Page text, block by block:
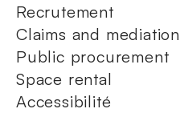
Recrutement
Claims and mediation
Public procurement
Space rental
Accessibilité